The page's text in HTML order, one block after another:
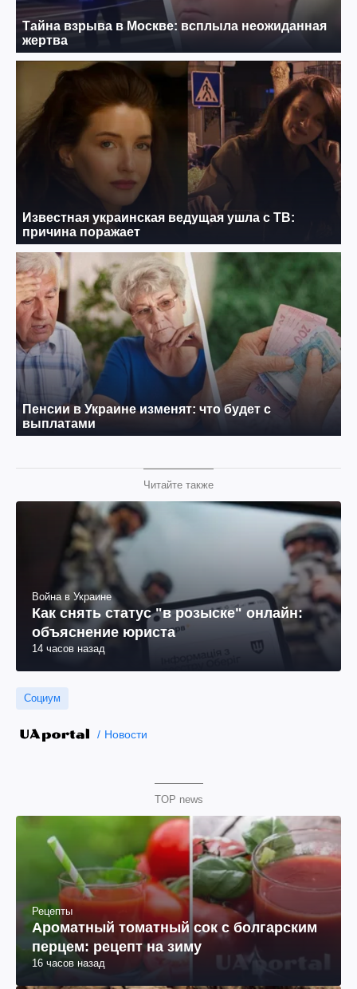
Читайте также
Война в Украине
Как снять статус "в розыске" онлайн:
объяснение юриста
14 часов назад
Социум
Новости
TOP news
Рецепты
Ароматный томатный сок с болгарским
перцем: рецепт на зиму
16 часов назад